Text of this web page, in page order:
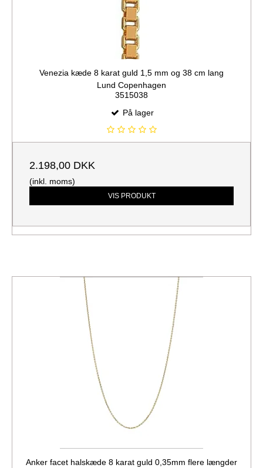
Venezia kæde 8 karat guld 1,5 mm og 38 cm lang
Lund Copenhagen
3515038
På lager
2.198,00 DKK
(inkl. moms)
VIS PRODUKT
Anker facet halskæde 8 karat guld 0,35mm flere længder